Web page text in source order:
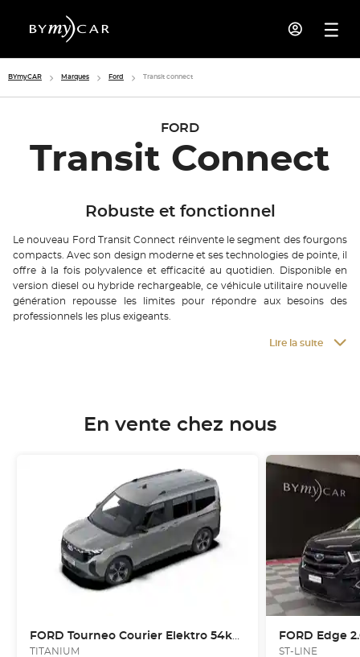
BYmyCAR Marques Ford Transit connect
FORD
Transit Connect
Robuste et fonctionnel
Le nouveau Ford Transit Connect réinvente le segment des fourgons
compacts. Avec son design moderne et ses technologies de pointe, il
offre à la fois polyvalence et efficacité au quotidien. Disponible en
version diesel ou hybride rechargeable, ce véhicule utilitaire nouvelle
génération repousse les limites pour répondre aux besoins des
professionnels les plus exigeants.
Lire la suite
En vente chez nous
FORD Tourneo Courier Elektro 54kWh
TITANIUM
FORD Edge
ST-LINE